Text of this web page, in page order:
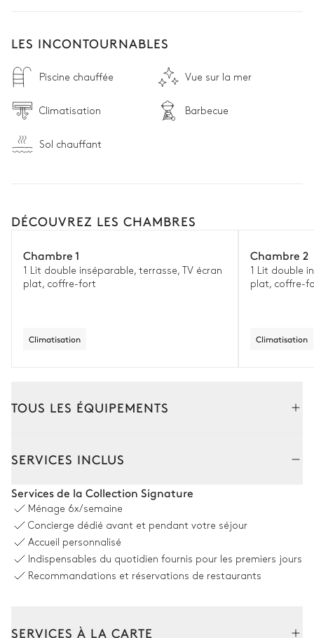
LES INCONTOURNABLES
Piscine chauffée Vue sur la mer
Climatisation Barbecue
Sol chauffant
DÉCOUVREZ LES CHAMBRES
Chambre 1
1 Lit double inséparable, terrasse, TV écran
plat, coffre-fort
Climatisation
Chambre 2
1 Lit double
plat, coffre-
Climatisation
TOUS LES ÉQUIPEMENTS
Table
Piscine
SERVICES INCLUS
Services de la Collection Signature
Ménage 6x/semaine
Concierge dédié avant et pendant votre séjour
Accueil personnalisé
Indispensables du quotidien fournis pour les premiers jours
Recommandations et réservations de restaurants
SERVICES À LA CARTE